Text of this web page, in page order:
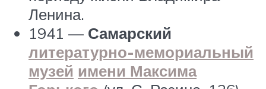
Ленина.
1941 — Самарский
литературно-мемориальный
музей имени Максима